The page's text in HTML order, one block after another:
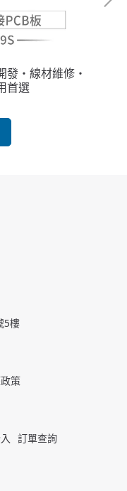
・線材維修・
首選
5樓
策
訂單查詢